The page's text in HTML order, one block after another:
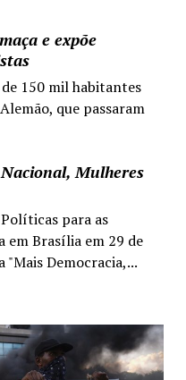
e expõe
150 mil habitantes
que passaram
Mulheres
para as
em Brasília em 29 de
"Mais Democracia,...